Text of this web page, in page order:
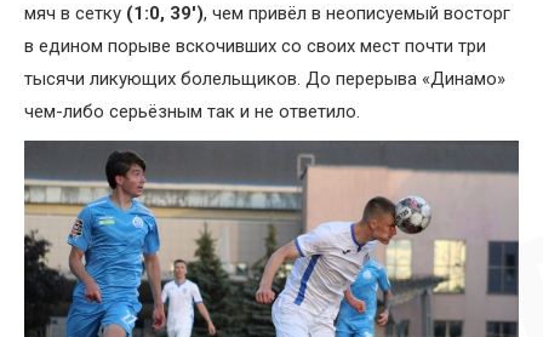
мяч в сетку (1:0, 39′), чем привёл в неописуемый восторг
в едином порыве вскочивших со своих мест почти три
тысячи ликующих болельщиков. До перерыва «Динамо»
чем-либо серьёзным так и не ответило.